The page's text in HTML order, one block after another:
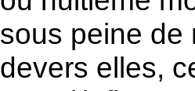
sous peine de
devers elles,